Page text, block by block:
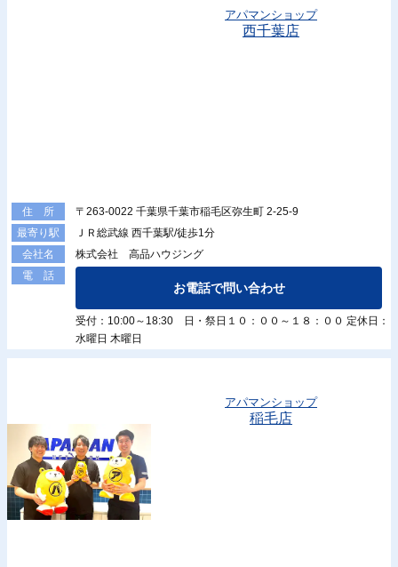
アパマンショップ
西千葉店
住 所
〒263-0022 千葉県千葉市稲毛区弥生町 2-25-9
最寄り駅
ＪＲ総武線 西千葉駅/徒歩1分
会社名
株式会社 高品ハウジング
電 話
お電話で問い合わせ
受付：10:00～18:30 日・祭日１０：００～１８：００ 定休日：
水曜日 木曜日
アパマンショップ
稲毛店